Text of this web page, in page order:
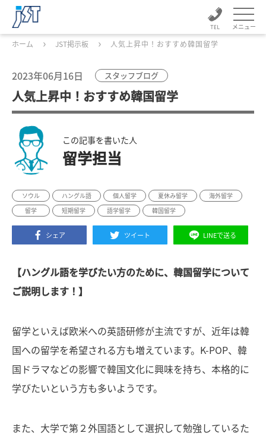
メニュー
ホーム JST掲示板 人気上昇中！おすすめ韓国留学
2023年06月16日 スタッフブログ
人気上昇中！おすすめ韓国留学
この記事を書いた人
留学担当
ソウル ハングル語 個人留学 夏休み留学
海外留学
留学
短期留学 語学留学 韓国留学
シェア ツイート LINEで送る
【ハングル語を学びたい方のために、韓国留学について
ご説明します！】
留学といえば欧米への英語研修が主流ですが、近年は韓
国への留学を希望される方も増えています。K-POP、韓
国ドラマなどの影響で韓国文化に興味を持ち、本格的に
学びたいという方も多いようです。
また、大学で第２外国語として選択して勉強しているた